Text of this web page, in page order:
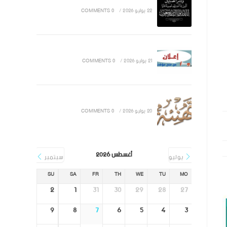
22 يوليو 2026 /
0 COMMENTS
21 يوليو 2026 /
0 COMMENTS
20 يوليو 2026 /
0 COMMENTS
يوليو أغسطس 2026 سبتمبر
MO
TU
WE
TH
FR
SA
SU
27
28
29
30
31
1
2
3
4
5
6
7
8
9